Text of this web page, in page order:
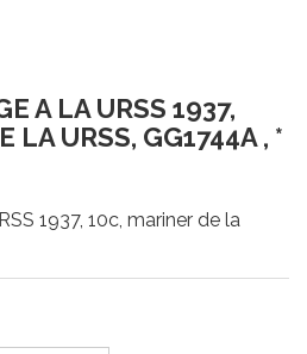
A LA URSS 1937,
LA URSS, GG1744A , *
1937, 10c, mariner de la